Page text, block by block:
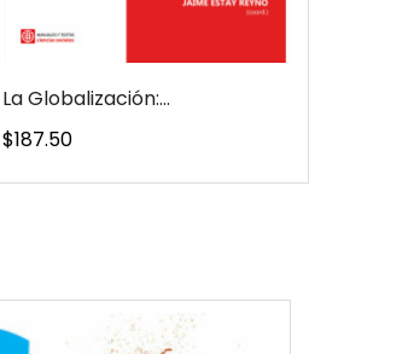
La Globalización:...
Precio
$187.50